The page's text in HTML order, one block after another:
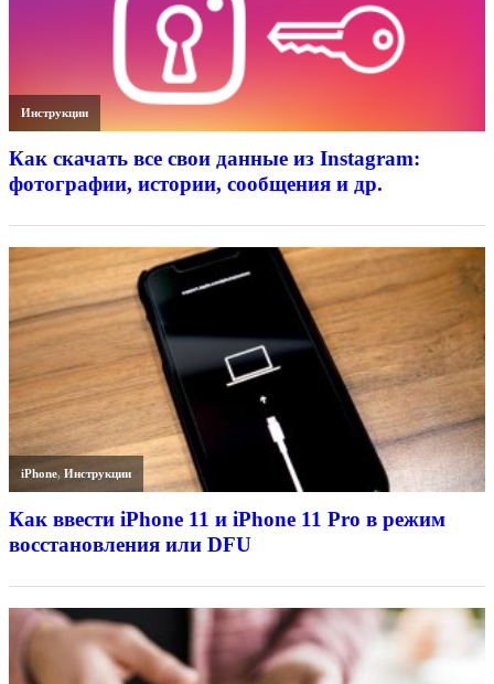
Инструкции
Как скачать все свои данные из Instagram:
фотографии, истории, сообщения и др.
iPhone,Инструкции
Как ввести iPhone 11 и iPhone 11 Pro в режим
восстановления или DFU